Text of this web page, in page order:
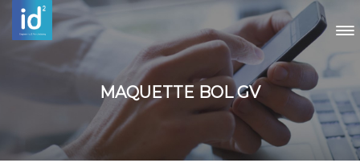
MAQUETTE BOL GV